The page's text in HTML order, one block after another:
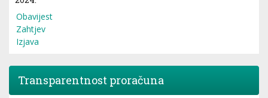
Obavijest
Zahtjev
Izjava
Transparentnost proračuna